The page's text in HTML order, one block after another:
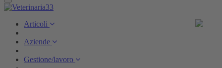
Toggle
navigation
Articoli
Aziende
Gestione/lavoro